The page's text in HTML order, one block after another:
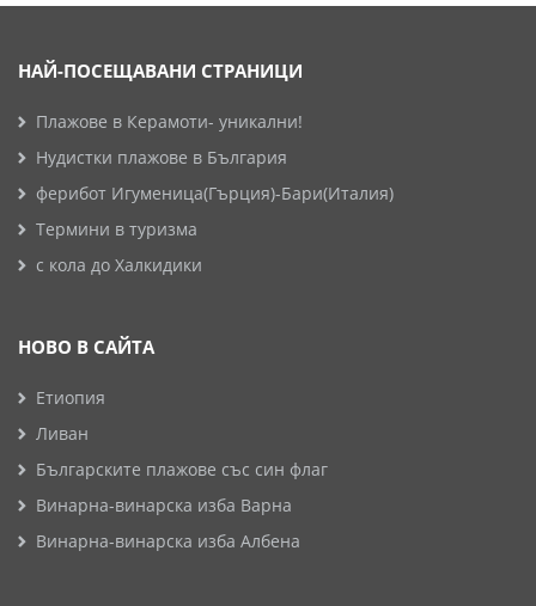
НАЙ-ПОСЕЩАВАНИ СТРАНИЦИ
Плажове в Керамоти- уникални!
Нудистки плажове в България
ферибот Игуменица(Гърция)-Бари(Италия)
Термини в туризма
с кола до Халкидики
НОВО В САЙТА
Етиопия
Ливан
Българските плажове със син флаг
Винарна-винарска изба Варна
Винарна-винарска изба Албена